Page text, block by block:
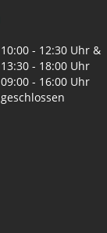
10:00 - 12:30 Uhr &
13:30 - 18:00 Uhr
09:00 - 16:00 Uhr
geschlossen